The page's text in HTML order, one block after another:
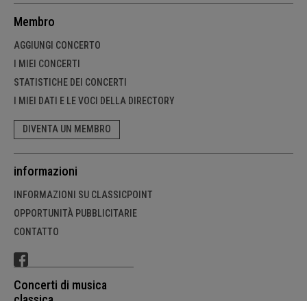
Membro
AGGIUNGI CONCERTO
I MIEI CONCERTI
STATISTICHE DEI CONCERTI
I MIEI DATI E LE VOCI DELLA DIRECTORY
DIVENTA UN MEMBRO
informazioni
INFORMAZIONI SU CLASSICPOINT
OPPORTUNITÀ PUBBLICITARIE
CONTATTO
Concerti di musica